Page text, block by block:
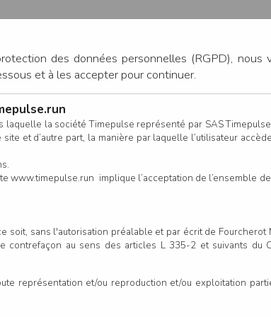
CONNEXION
des données personnelles (RGPD), nous
et à les accepter pour continuer.
la société Timepulse représenté par SAS
et d’autre part, la manière par laquelle l’utilisateur
www.timepulse.run implique l’acceptation de l’ensemble
soit, sans l'autorisation préalable et par écrit de
contrefaçon au sens des articles L 335-2 et suivants du
représentation et/ou reproduction et/ou exploitation